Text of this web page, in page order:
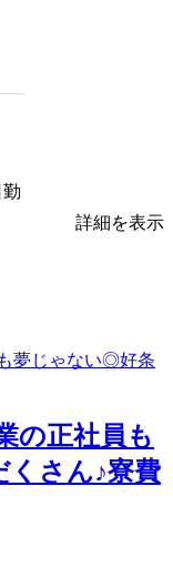
詳細を表示
の正社員も
さん♪寮費